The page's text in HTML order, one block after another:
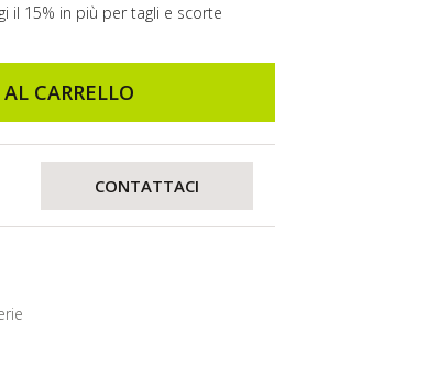
il 15% in più per tagli e scorte
CARRELLO
CONTATTACI